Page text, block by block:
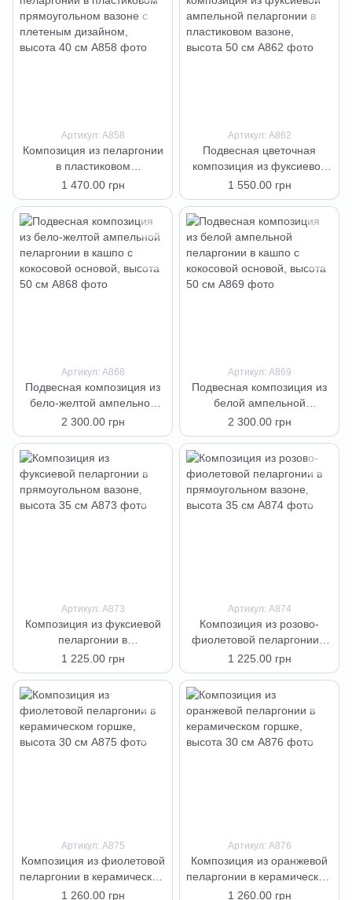
Артикул: А858
Композиция из пеларгонии
в пластиковом
прямоугольном вазоне с
плетеным дизайном,
1 470.00 грн
Артикул: А862
Подвесная цветочная
композиция из фуксиевой
ампельной пеларгонии в
пластиковом вазоне,
1 550.00 грн
Артикул: А868
Подвесная композиция из
бело-желтой ампельной
пеларгонии в кашпо с
кокосовой основой, высота
2 300.00 грн
Артикул: А869
Подвесная композиция из
белой ампельной
пеларгонии в кашпо с
кокосовой основой, высота
2 300.00 грн
Артикул: А873
Композиция из фуксиевой
пеларгонии в
прямоугольном вазоне,
высота 35 см
1 225.00 грн
Артикул: А874
Композиция из розово-
фиолетовой пеларгонии в
прямоугольном вазоне,
высота 35 см
1 225.00 грн
Артикул: А875
Композиция из фиолетовой
пеларгонии в керамическом
горшке, высота 30 см
1 260.00 грн
Артикул: А876
Композиция из оранжевой
пеларгонии в керамическом
горшке, высота 30 см
1 260.00 грн